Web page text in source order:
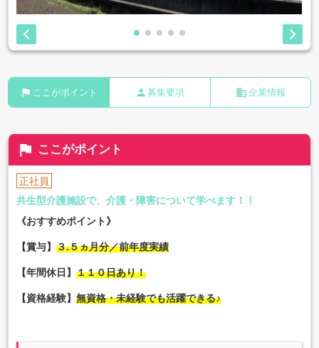
 
flag ここがポイント person 募集要項 business 企業情報
flag ここがポイント
正社員
共生型介護施設で、介護・障害について学べます！！
《おすすめポイント》
【賞与】３.５ヵ月分／前年度実績
【年間休日】１１０日あり！
【資格経験】無資格・未経験でも活躍できる♪